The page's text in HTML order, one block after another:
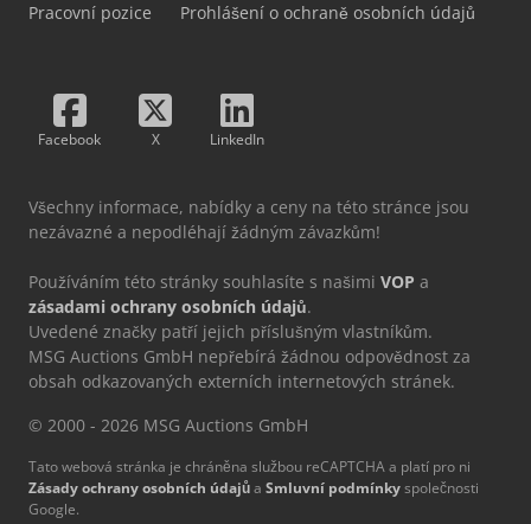
Pracovní pozice Prohlášení o ochraně osobních údajů
Facebook X LinkedIn
Všechny informace, nabídky a ceny na této stránce jsou
nezávazné a nepodléhají žádným závazkům!
Používáním této stránky souhlasíte s našimi VOP a
zásadami ochrany osobních údajů.
Uvedené značky patří jejich příslušným vlastníkům.
MSG Auctions GmbH nepřebírá žádnou odpovědnost za
obsah odkazovaných externích internetových stránek.
© 2000 - 2026 MSG Auctions GmbH
Tato webová stránka je chráněna službou reCAPTCHA a platí pro ni
Zásady ochrany osobních údajůa Smluvní podmínkyspolečnosti
Google.